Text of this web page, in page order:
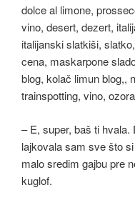
– E, super, baš ti
lajkovala sam sve što
malo sredim gajbu pre
kuglof.